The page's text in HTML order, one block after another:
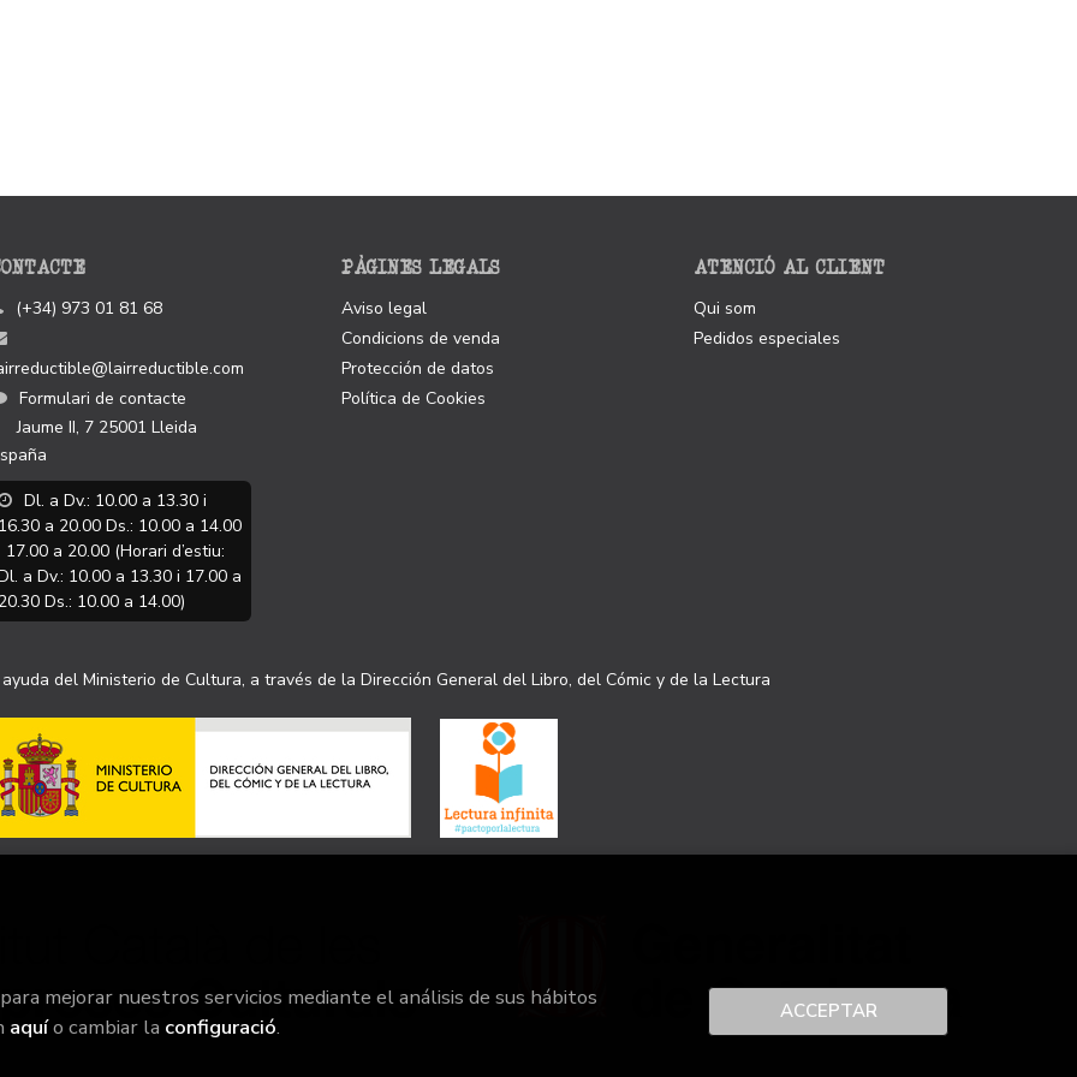
(+34) 973 01 81 68
Formulari de contacte
Jaume II, 7 25001 Lleida
Dl. a Dv.: 10.00 a 13.30 i
a 20.00 Ds.: 10.00 a 14.00
17.00 a 20.00 (Horari d’estiu:
a Dv.: 10.00 a 13.30 i 17.00 a
Ds.: 10.00 a 14.00)
PÀGINES LEGALS
Aviso legal
Condicions de venda
Protección de datos
Política de Cookies
ATENCIÓ AL CLIENT
Qui som
Pedidos especiales
del Ministerio de Cultura, a través de la Dirección General del Libro, del Cómic y de la Lectura
mejorar nuestros servicios mediante el análisis de sus hábitos
aquío cambiar la configuració.
ACCEPTAR